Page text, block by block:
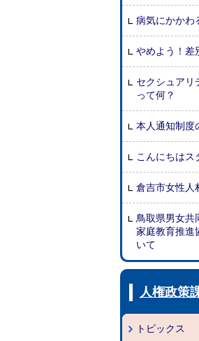
病気にかかわ
やめよう！差
セクシュアリ
って何？
本人通知制度
こんにちはス
倉吉市女性人
鳥取県男女共
家庭教育推進
いて
人権政策
トピックス